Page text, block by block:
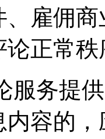
、雇佣
正常
服务提
容的